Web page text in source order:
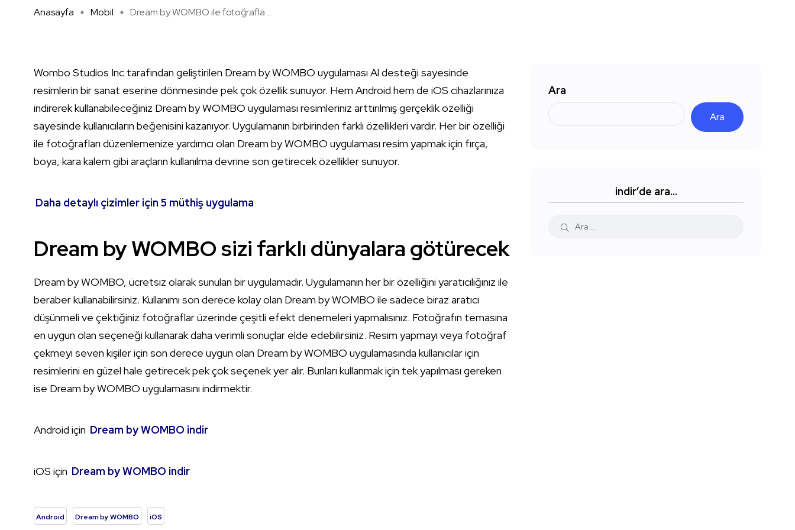
Anasayfa Mobil Dream by WOMBO ile fotoğrafla ...
Wombo Studios Inc tarafından geliştirilen Dream by WOMBO uygulaması Al desteği sayesinde
resimlerin bir sanat eserine dönmesinde pek çok özellik sunuyor. Hem Android hem de iOS cihazlarınıza
indirerek kullanabileceğiniz Dream by WOMBO uygulaması resimleriniz arttırılmış gerçeklik özelliği
sayesinde kullanıcıların beğenisini kazanıyor. Uygulamanın birbirinden farklı özellikleri vardır. Her bir özelliği
ile fotoğrafları düzenlemenize yardımcı olan Dream by WOMBO uygulaması resim yapmak için fırça,
boya, kara kalem gibi araçların kullanılma devrine son getirecek özellikler sunuyor.
Daha detaylı çizimler için 5 müthiş uygulama
Dream by WOMBO sizi farklı dünyalara götürecek
Dream by WOMBO, ücretsiz olarak sunulan bir uygulamadır. Uygulamanın her bir özelliğini yaratıcılığınız ile
beraber kullanabilirsiniz. Kullanımı son derece kolay olan Dream by WOMBO ile sadece biraz aratıcı
düşünmeli ve çektiğiniz fotoğraflar üzerinde çeşitli efekt denemeleri yapmalısınız. Fotoğrafın temasına
en uygun olan seçeneği kullanarak daha verimli sonuçlar elde edebilirsiniz. Resim yapmayı veya fotoğraf
çekmeyi seven kişiler için son derece uygun olan Dream by WOMBO uygulamasında kullanıcılar için
resimlerini en güzel hale getirecek pek çok seçenek yer alır. Bunları kullanmak için tek yapılması gereken
ise Dream by WOMBO uygulamasını indirmektir.
Android için Dream by WOMBO indir
iOS için Dream by WOMBO indir
Android Dream by WOMBO iOS
Ara
Ara
indir’de ara…